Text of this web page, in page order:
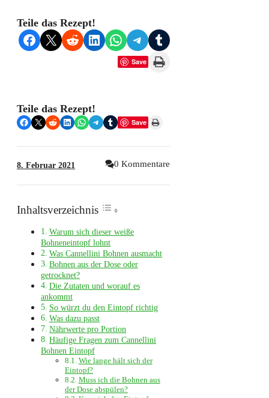
Teile das Rezept!
Share on Facebook
Share on X Share on RedditShare on LinkedIn
Share on WhatsApp
Share on Telegram
Share on Tumblr
Save Print this Page
Teile das Rezept!
Share on Facebook
Share on X Share on RedditShare on LinkedIn
Share on WhatsApp
Share on Telegram
Share on TumblrSave Print this Page
8. Februar 2021 0 Kommentare
Inhaltsverzeichnis
Warum sich dieser weiße
Bohneneintopf lohnt
Was Cannellini Bohnen ausmacht
Bohnen aus der Dose oder
getrocknet?
Die Zutaten und worauf es
ankommt
So würzt du den Eintopf richtig
Was dazu passt
Nährwerte pro Portion
Häufige Fragen zum Cannellini
Bohnen Eintopf
Wie lange hält sich der
Eintopf?
Muss ich die Bohnen aus
der Dose abspülen?